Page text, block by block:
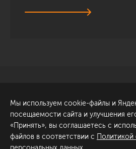
ул. Академика Павлова, 6
к1
+7 (812) 200-95-55
Мы используем cookie-файлы и
посещаемости сайта и улучшения
«Принять», вы соглашаетесь с
файлов в соответствии с Политикой